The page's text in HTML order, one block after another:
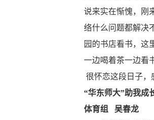
说来实在惭愧，刚
络什么问题都解决
园的书店看书，这
一边喝着茶一边看
很怀恋这段日子，
“华东师大”助我成
体育组 吴春龙